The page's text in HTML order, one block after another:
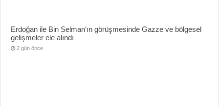
Erdoğan ile Bin Selman’ın görüşmesinde Gazze ve bölgesel
gelişmeler ele alındı
2 gün önce